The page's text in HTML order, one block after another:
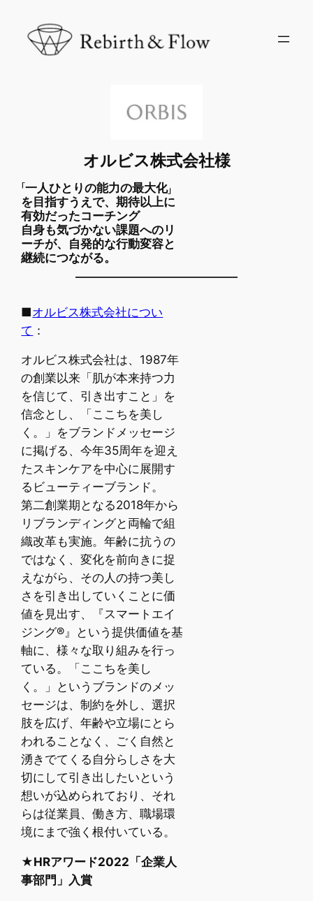
オルビス株式会社様
「一人ひとりの能力の最大化」
を目指すうえで、期待以上に
有効だったコーチング
自身も気づかない課題へのリ
ーチが、自発的な行動変容と
継続につながる。
■オルビス株式会社につい
て ：
オルビス株式会社は、1987年
の創業以来「肌が本来持つ力
を信じて、引き出すこと」を
信念とし、「ここちを美し
く。」をブランドメッセージ
に掲げる、今年35周年を迎え
たスキンケアを中心に展開す
るビューティーブランド。
第二創業期となる2018年から
リブランディングと両輪で組
織改革も実施。年齢に抗うの
ではなく、変化を前向きに捉
えながら、その人の持つ美し
さを引き出していくことに価
値を見出す、『スマートエイ
ジング®』という提供価値を基
軸に、様々な取り組みを行っ
ている。「ここちを美し
く。」というブランドのメッ
セージは、制約を外し、選択
肢を広げ、年齢や立場にとら
われることなく、ごく自然と
湧きでてくる自分らしさを大
切にして引き出したいという
想いが込められており、それ
らは従業員、働き方、職場環
境にまで強く根付いている。
★HRアワード2022「企業人
事部門」入賞